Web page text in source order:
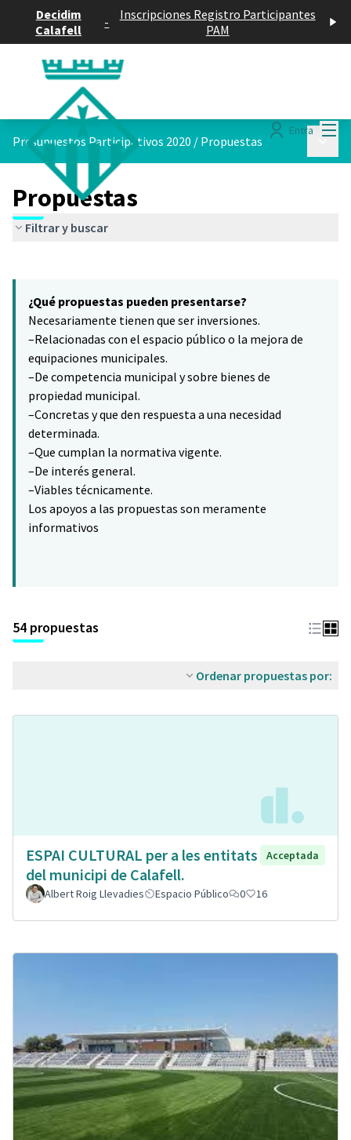
Decidim
Calafell
-
Inscripciones Registro Participantes
PAM
Entra
Presupuestos Participativos 2020 / Propuestas
Propuestas
Filtrar y buscar
−
¿Qué propuestas pueden presentarse?
Necesariamente tienen que ser inversiones.
–Relacionadas con el espacio público o la mejora de
equipaciones municipales.
–De competencia municipal y sobre bienes de
propiedad municipal.
–Concretas y que den respuesta a una necesidad
determinada.
–Que cumplan la normativa vigente.
–De interés general.
–Viables técnicamente.
Los apoyos a las propuestas son meramente
informativos
54 propuestas
Ordenar propuestas por:
ESPAI CULTURAL per a les entitats
del municipi de Calafell.
Acceptada
Albert Roig Llevadies Espacio Público 0 16